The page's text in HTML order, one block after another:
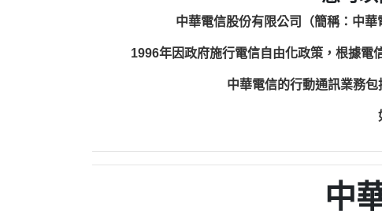
中華電信股份有限公司（簡稱：中
1996年因政府施行電信自由化政策，根據電
中華電信的行動通訊業務
中